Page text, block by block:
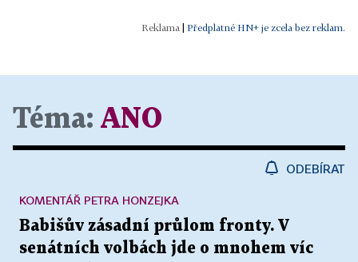
Předplatné HN+ je zcela bez reklam.
Téma: ANO
ODEBÍRAT
Babišův zásadní průlom fronty. V
senátních volbách jde o mnohem víc
KOMENTÁŘ PETRA HONZEJKA